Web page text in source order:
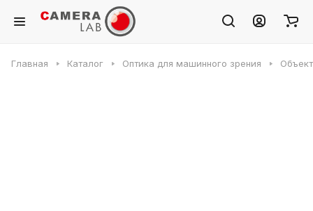
Главная Каталог Оптика для машинного зрения